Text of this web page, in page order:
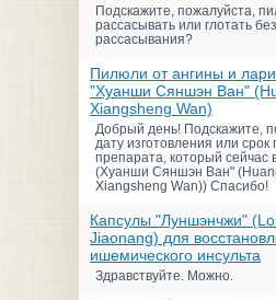
Подскажите, пожалуйста,
рассасывать или глотать без
рассасывания?
Пилюли от ангины и
"Хуанши Сяншэн Ван"
Xiangsheng Wan)
Добрый день! Подскажите,
дату изготовления или срок
препарата, который сейчас
(Хуанши Сяншэн Ван"
Xiangsheng Wan)) Спасибо!
Капсулы "Луншэнчжи"
Jiaonang) для
ишемического инсульта
Здравствуйте. Можно.